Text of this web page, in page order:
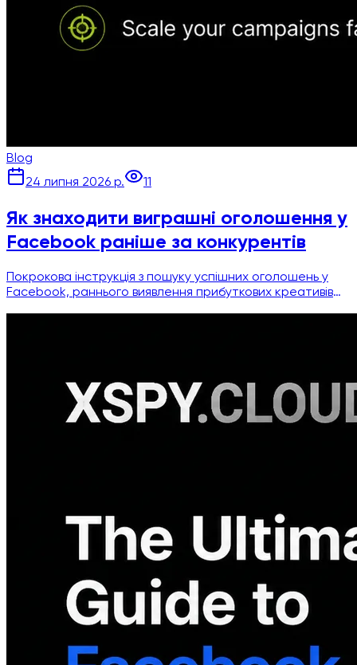
Blog
24 липня 2026 р.
11
Як знаходити виграшні оголошення у
Facebook раніше за конкурентів
Покрокова інструкція з пошуку успішних оголошень у
Facebook, раннього виявлення прибуткових креативів